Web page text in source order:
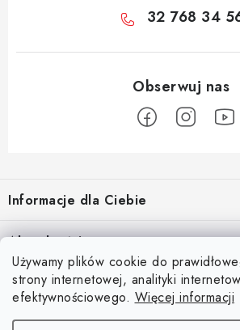
Używamy plików cookie do
strony internetowej, analityki
efektywnościowego. Więcej informacji
32 768 34
o
p
Informacje dla Ciebie
O nas
Regulamin e-sklepu
Ochrona danych osobowych
Blog
Aktualności
Odkryj magię kieszeni magnetycznych
15.4.2025
Facebook